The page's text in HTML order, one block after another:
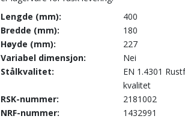
Lengde (mm):
400
Bredde (mm):
180
Høyde (mm):
227
Variabel dimensjon:
Nei
Stålkvalitet:
EN 1.4301
kvalitet
RSK-nummer:
2181002
NRF-nummer:
1432991